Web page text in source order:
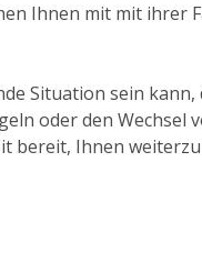
Ihnen mit mit ihrer
Situation sein
oder den Wechsel
bereit, Ihnen